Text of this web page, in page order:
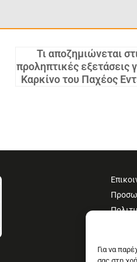
Για να
Τι αποζημιώνεται
προληπτικές εξετάσεις
Καρκίνο του Παχέος